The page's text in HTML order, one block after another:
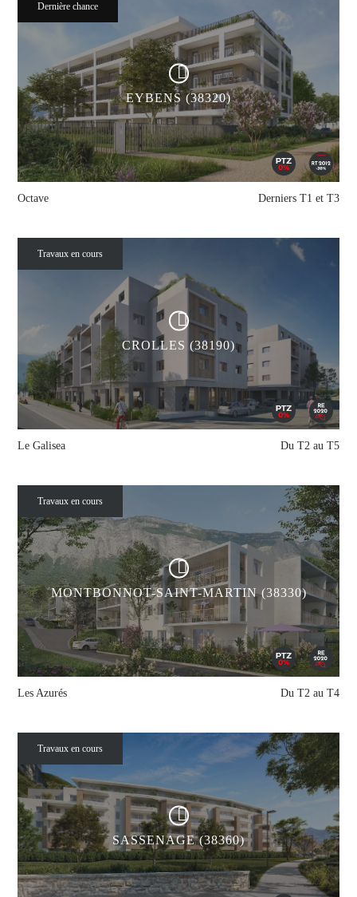
Dernière chance
EYBENS (38320)
Octave Derniers T1 et T3
Travaux en cours
CROLLES (38190)
Le Galisea Du T2 au T5
Travaux en cours
MONTBONNOT-SAINT-MARTIN (38330)
Les Azurés Du T2 au T4
Travaux en cours
SASSENAGE (38360)